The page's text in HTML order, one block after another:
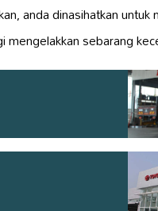
anda dinasihatkan
mengelakkan sebarang